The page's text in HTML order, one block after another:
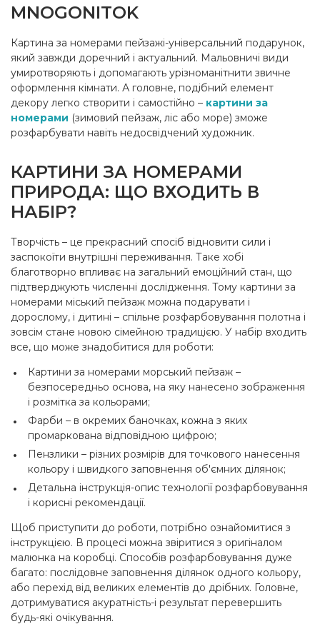
MNOGONITOK
Картина за номерами пейзажі-універсальний подарунок,
який завжди доречний і актуальний. Мальовничі види
умиротворяють і допомагають урізноманітнити звичне
оформлення кімнати. А головне, подібний елемент
декору легко створити і самостійно – картини за
номерами (зимовий пейзаж, ліс або море) зможе
розфарбувати навіть недосвідчений художник.
КАРТИНИ ЗА НОМЕРАМИ
ПРИРОДА: ЩО ВХОДИТЬ В
НАБІР?
Творчість – це прекрасний спосіб відновити сили і
заспокоїти внутрішні переживання. Таке хобі
благотворно впливає на загальний емоційний стан, що
підтверджують численні дослідження. Тому картини за
номерами міський пейзаж можна подарувати і
дорослому, і дитині – спільне розфарбовування полотна і
зовсім стане новою сімейною традицією. У набір входить
все, що може знадобитися для роботи:
Картини за номерами морський пейзаж –
безпосередньо основа, на яку нанесено зображення
і розмітка за кольорами;
Фарби – в окремих баночках, кожна з яких
промаркована відповідною цифрою;
Пензлики – різних розмірів для точкового нанесення
кольору і швидкого заповнення об'ємних ділянок;
Детальна інструкція-опис технології розфарбовування
і корисні рекомендації.
Щоб приступити до роботи, потрібно ознайомитися з
інструкцією. В процесі можна звіритися з оригіналом
малюнка на коробці. Способів розфарбовування дуже
багато: послідовне заповнення ділянок одного кольору,
або перехід від великих елементів до дрібних. Головне,
дотримуватися акуратність-і результат перевершить
будь-які очікування.